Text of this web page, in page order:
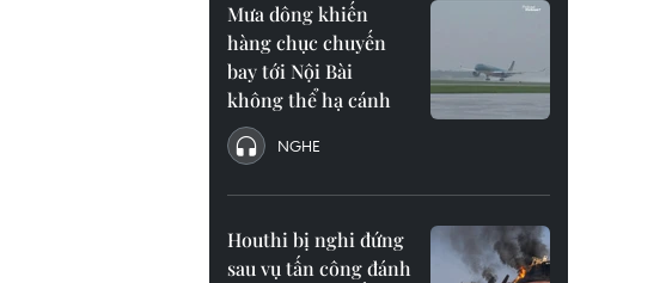
Mưa dông khiến
hàng chục chuyến
bay tới Nội Bài
không thể hạ cánh
NGHE
Houthi bị nghi đứng
sau vụ tấn công đánh